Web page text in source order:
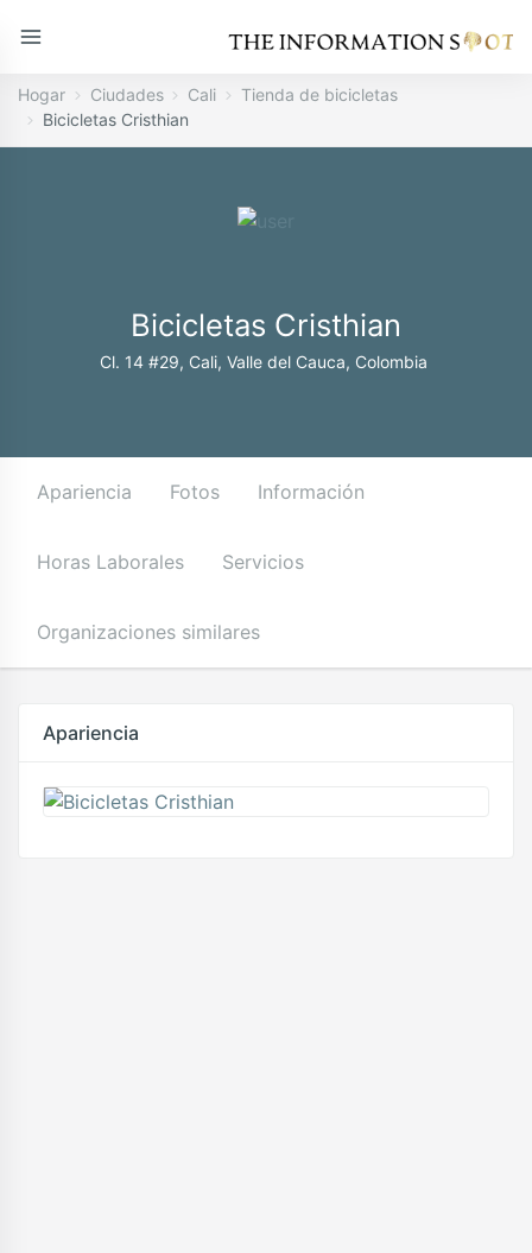
Hogar Ciudades Cali
Tienda de bicicletas
Bicicletas Cristhian
Bicicletas Cristhian
Cl. 14 #29, Cali, Valle del Cauca, Colombia
Apariencia Fotos Información
Horas Laborales Servicios
Organizaciones similares
Apariencia